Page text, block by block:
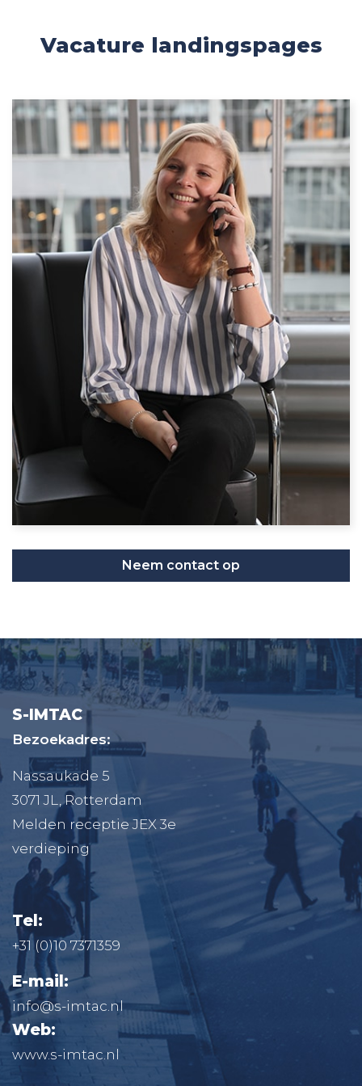
Vacature landingspages
Neem contact op
S-IMTAC
Bezoekadres:
Nassaukade 5
3071 JL, Rotterdam
Melden receptie JEX 3e
verdieping
Tel:
+31 (0)10 7371359
E-mail:
info@s-imtac.nl
Web:
www.s-imtac.nl